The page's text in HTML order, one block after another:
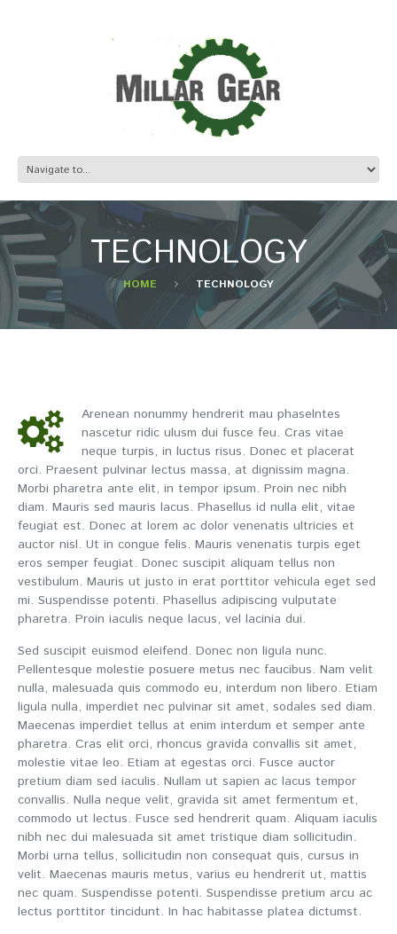
TECHNOLOGY
HOME TECHNOLOGY
Arenean nonummy hendrerit mau phaselntes
nascetur ridic ulusm dui fusce feu. Cras vitae
neque turpis, in luctus risus. Donec et placerat
orci. Praesent pulvinar lectus massa, at dignissim magna.
Morbi pharetra ante elit, in tempor ipsum. Proin nec nibh
diam. Mauris sed mauris lacus. Phasellus id nulla elit, vitae
feugiat est. Donec at lorem ac dolor venenatis ultricies et
auctor nisl. Ut in congue felis. Mauris venenatis turpis eget
eros semper feugiat. Donec suscipit aliquam tellus non
vestibulum. Mauris ut justo in erat porttitor vehicula eget sed
mi. Suspendisse potenti. Phasellus adipiscing vulputate
pharetra. Proin iaculis neque lacus, vel lacinia dui.
Sed suscipit euismod eleifend. Donec non ligula nunc.
Pellentesque molestie posuere metus nec faucibus. Nam velit
nulla, malesuada quis commodo eu, interdum non libero. Etiam
ligula nulla, imperdiet nec pulvinar sit amet, sodales sed diam.
Maecenas imperdiet tellus at enim interdum et semper ante
pharetra. Cras elit orci, rhoncus gravida convallis sit amet,
molestie vitae leo. Etiam at egestas orci. Fusce auctor
pretium diam sed iaculis. Nullam ut sapien ac lacus tempor
convallis. Nulla neque velit, gravida sit amet fermentum et,
commodo ut lectus. Fusce sed hendrerit quam. Aliquam iaculis
nibh nec dui malesuada sit amet tristique diam sollicitudin.
Morbi urna tellus, sollicitudin non consequat quis, cursus in
velit. Maecenas mauris metus, varius eu hendrerit ut, mattis
nec quam. Suspendisse potenti. Suspendisse pretium arcu ac
lectus porttitor tincidunt. In hac habitasse platea dictumst.